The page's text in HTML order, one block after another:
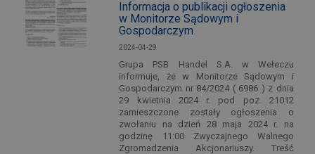
Informacja o publikacji ogłoszenia
w Monitorze Sądowym i
Gospodarczym
2024-04-29
Grupa PSB Handel S.A. w Wełeczu
informuje, że w Monitorze Sądowym i
Gospodarczym nr 84/2024 ( 6986 ) z dnia
29 kwietnia 2024 r. pod poz. 21012
zamieszczone zostały ogłoszenia o
zwołaniu na dzień 28 maja 2024 r. na
godzinę 11:00 Zwyczajnego Walnego
Zgromadzenia Akcjonariuszy. Treść